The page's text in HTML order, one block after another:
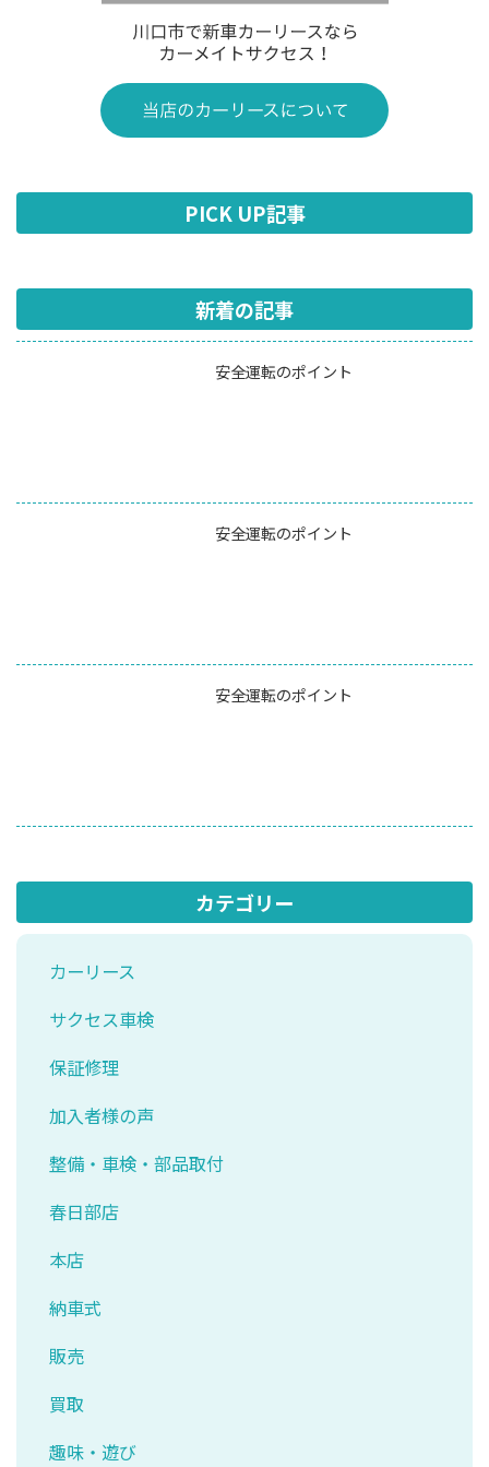
PICK UP記事
新着の記事
安全運転のポイント
安全運転のポイント
安全運転のポイント
カテゴリー
カーリース
サクセス車検
保証修理
加入者様の声
整備・車検・部品取付
春日部店
本店
納車式
販売
買取
趣味・遊び